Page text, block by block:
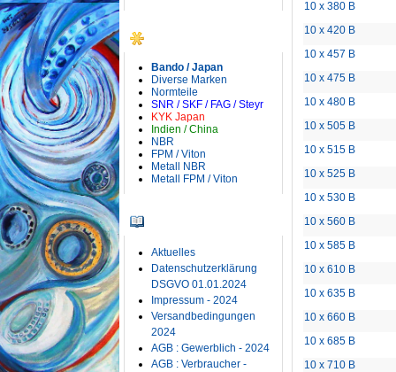
Bando / Japan
Diverse Marken
Normteile
SNR / SKF / FAG / Steyr
KYK Japan
Indien / China
NBR
FPM / Viton
Metall NBR
Metall FPM / Viton
Aktuelles
Datenschutzerklärung
DSGVO 01.01.2024
Impressum - 2024
Versandbedingungen
2024
AGB : Gewerblich - 2024
AGB : Verbraucher -
10 x 380 B
10 x 420 B
10 x 457 B
10 x 475 B
10 x 480 B
10 x 505 B
10 x 515 B
10 x 525 B
10 x 530 B
10 x 560 B
10 x 585 B
10 x 610 B
10 x 635 B
10 x 660 B
10 x 685 B
10 x 710 B